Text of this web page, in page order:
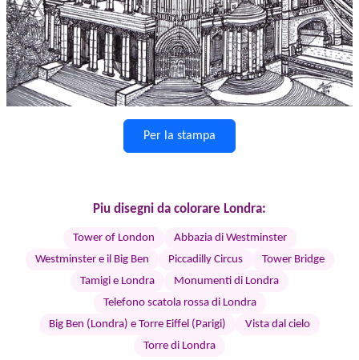
Per la stampa
Piu disegni da colorare Londra:
Tower of London
Abbazia di Westminster
Westminster e il Big Ben
Piccadilly Circus
Tower Bridge
Tamigi e Londra
Monumenti di Londra
Telefono scatola rossa di Londra
Big Ben (Londra) e Torre Eiffel (Parigi)
Vista dal cielo
Torre di Londra